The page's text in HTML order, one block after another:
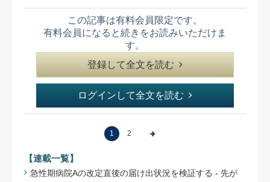
この記事は有料会員限定です。
有料会員になると続きをお読みいただけま
す。
登録して全文を読む
ログインして全文を読む
1 2
【連載一覧】
急性期病院Aの改定直後の届け出状況を検証する - 先が